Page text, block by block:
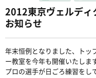
2012東京ヴェルディ
お知らせ
年末恒例となりました、トッ
ー教室を今年も開催いたしま
プロの選手が日ごろ練習をし